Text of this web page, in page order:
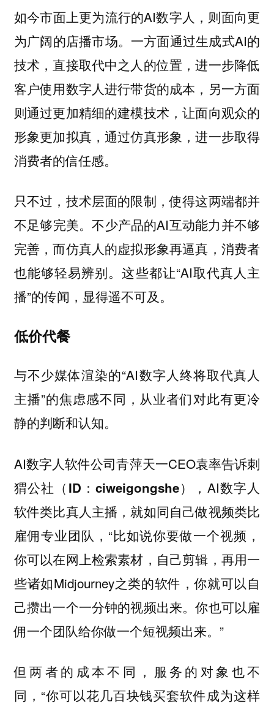
如今市面上更为流行的AI数字人，则面向更
为广阔的店播市场。一方面通过生成式AI的
技术，直接取代中之人的位置，进一步降低
客户使用数字人进行带货的成本，另一方面
则通过更加精细的建模技术，让面向观众的
形象更加拟真，通过仿真形象，进一步取得
消费者的信任感。
只不过，技术层面的限制，使得这两端都并
不足够完美。不少产品的AI互动能力并不够
完善，而仿真人的虚拟形象再逼真，消费者
也能够轻易辨别。这些都让“AI取代真人主
播”的传闻，显得遥不可及。
低价代餐
与不少媒体渲染的“AI数字人终将取代真人
主播”的焦虑感不同，从业者们对此有更冷
静的判断和认知。
AI数字人软件公司青萍天一CEO袁率告诉刺
猬公社（ID：ciweigongshe）
，AI数字人
软件类比真人主播，就如同自己做视频类比
雇佣专业团队，“比如说你要做一个视频，
你可以在网上检索素材，自己剪辑，再用一
些诸如Midjourney之类的软件，你就可以自
己攒出一个一分钟的视频出来。你也可以雇
佣一个团队给你做一个短视频出来。”
但两者的成本不同，服务的对象也不
同，“你可以花几百块钱买套软件成为这样